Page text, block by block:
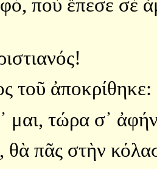
ποὺ ἔπεσε σὲ
τοῦ ἀποκρίθηκε:
μαι, τώρα σ᾿
θὰ πᾶς στὴν